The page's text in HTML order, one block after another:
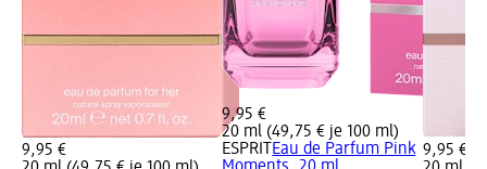
9,95 €
9,95 €
20 ml (49,75 € je 100 ml)
ESPRIT
Eau de Parfum Pink 9,95 €